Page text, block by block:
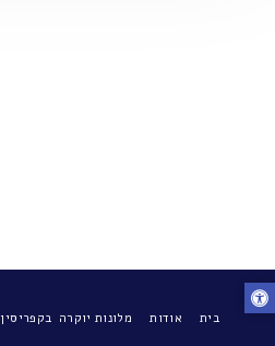
בית אודות מלונות יוקרה בקפריסין